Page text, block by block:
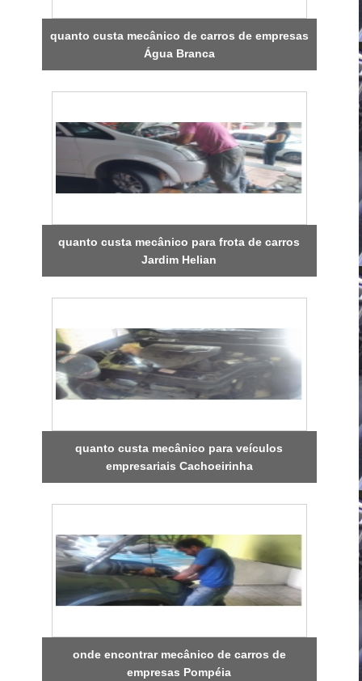
quanto custa mecânico de carros de empresas
Água Branca
quanto custa mecânico para frota de carros
Jardim Helian
quanto custa mecânico para veículos
empresariais Cachoeirinha
onde encontrar mecânico de carros de
empresas Pompéia